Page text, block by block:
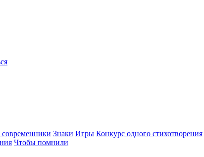
современники Знаки Игры Конкурс одного стихотворения
Чтобы помнили